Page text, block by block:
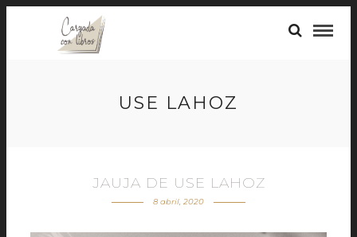
USE LAHOZ
JAUJA DE USE LAHOZ
8 abril, 2020